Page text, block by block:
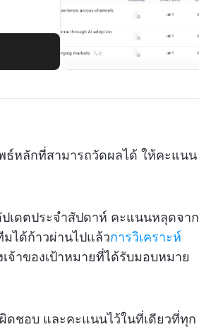
ธ์หลักที่สามารถวัดผลได้ ให้คะแนน
เดตประจำสัปดาห์ คะแนนหลุดจาก
ได้ก้าวผ่านไปแล้วการวิเคราะห์
เจ้าของเป้าหมายที่ได้รับมอบหมาย
ดชอบ และคะแนนไว้ในที่เดียวที่ทุก